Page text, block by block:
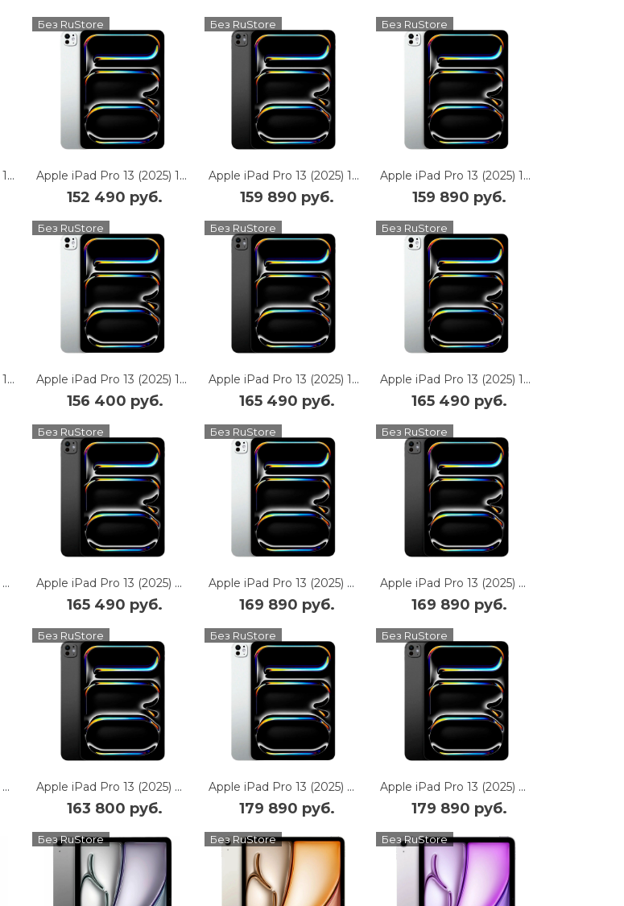
Apple iPad Pro 13 (2025) 1Tb Wi-Fi with Standard glass (Space Black)
Без RuStore
Apple iPad Pro 13 (2025) 1Tb Wi-Fi with Standard glass (Silver)
152 490 руб.
Без RuStore
Apple iPad Pro 13 (2025) 1Tb Wi-Fi with Nano-texture Glass (Space Black)
159 890 руб.
Без RuStore
Apple iPad Pro 13 (2025) 1Tb Wi-Fi with Nano-texture Glass (Silver)
159 890 руб.
Apple iPad Pro 13 (2025) 1Tb Wi-Fi + Cellular with Standard glass (Space Black)
Без RuStore
Apple iPad Pro 13 (2025) 1Tb Wi-Fi + Cellular with Standard glass (Silver)
156 400 руб.
Без RuStore
Apple iPad Pro 13 (2025) 1Tb Wi-Fi + Cellular with Nano-texture Glass (Space Black)
165 490 руб.
Без RuStore
Apple iPad Pro 13 (2025) 1Tb Wi-Fi + Cellular with Nano-texture Glass (Silver)
165 490 руб.
Apple iPad Pro 13 (2025) 2Tb Wi-Fi with Standard glass (Silver)
Без RuStore
Apple iPad Pro 13 (2025) 2Tb Wi-Fi with Standard glass (Space Black)
165 490 руб.
Без RuStore
Apple iPad Pro 13 (2025) 2Tb Wi-Fi with Nano-texture Glass (Silver)
169 890 руб.
Без RuStore
Apple iPad Pro 13 (2025) 2Tb Wi-Fi with Nano-texture Glass (Space Black)
169 890 руб.
Apple iPad Pro 13 (2025) 2Tb Wi-Fi + Cellular with Standard glass (Silver)
Без RuStore
Apple iPad Pro 13 (2025) 2Tb Wi-Fi + Cellular with Standard glass (Space Black)
163 800 руб.
Без RuStore
Apple iPad Pro 13 (2025) 2Tb Wi-Fi + Cellular with Nano-texture Glass (Silver)
179 890 руб.
Без RuStore
Apple iPad Pro 13 (2025) 2Tb Wi-Fi + Cellular with Nano-texture Glass (Space Black)
179 890 руб.
Без RuStore Без RuStore Без RuStore